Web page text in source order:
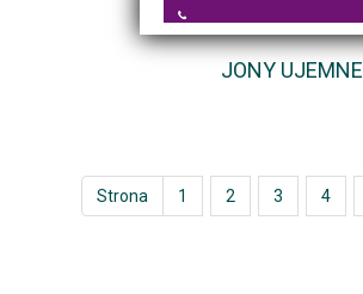
JONY UJEMNE
Strona 1 2 3 4